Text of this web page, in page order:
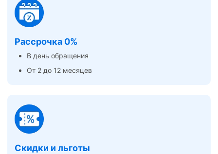
Рассрочка 0%
В день обращения
От 2 до 12 месяцев
Скидки и льготы